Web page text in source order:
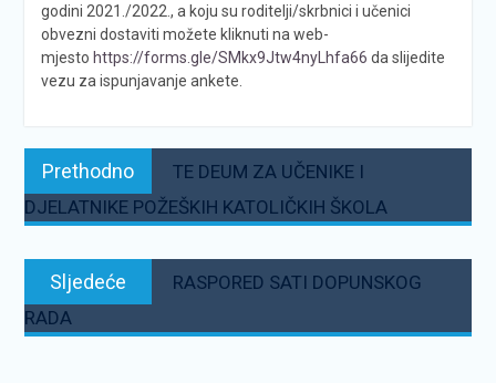
godini 2021./2022., a koju su roditelji/skrbnici i učenici
obvezni dostaviti možete kliknuti na web-
mjesto https://forms.gle/SMkx9Jtw4nyLhfa66 da slijedite
vezu za ispunjavanje ankete.
Navigacija
objava
Prethodno
TE DEUM ZA UČENIKE I
DJELATNIKE POŽEŠKIH KATOLIČKIH ŠKOLA
Sljedeće
RASPORED SATI DOPUNSKOG
RADA